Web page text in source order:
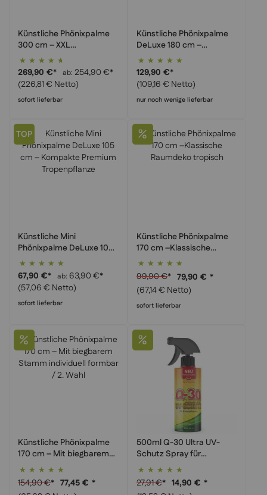
Künstliche Phönixpalme
300 cm – XXL
Palmenbaum als Highlight
Bewertung:
90%
269,90 €* ab 254,90 €*
(226,81 € Netto)
sofort lieferbar
Künstliche Phönixpalme
DeLuxe 180 cm –
Premium Kunstpalme
besonders realistisch
Bewertung:
100%
129,90 €*
(109,16 € Netto)
nur noch wenige lieferbar
TOP
Künstliche Mini
Phönixpalme DeLuxe 105
cm – Kompakte Premium
Tropenpflanze
Bewertung:
100%
67,90 €* ab 63,90 €*
(57,06 € Netto)
sofort lieferbar
Künstliche Phönixpalme
170 cm –Klassische
Raumdeko tropisch
Bewertung:
100%
99,90 €* 79,90 € *
(67,14 € Netto)
sofort lieferbar
Künstliche Phönixpalme
170 cm – Mit biegbarem
Stamm individuell
formbar / 2. Wahl
Bewertung:
100%
154,90 €* 77,45 € *
500ml Q-30 Ultra UV-
Schutz Spray für
Kunstpflanzen
Bewertung:
100%
27,91 €* 14,90 € *